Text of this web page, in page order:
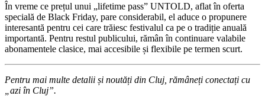
În vreme ce prețul unui „lifetime pass” UNTOLD, aflat în oferta
specială de Black Friday, pare considerabil, el aduce o propunere
interesantă pentru cei care trăiesc festivalul ca pe o tradiție anuală
importantă. Pentru restul publicului, rămân în continuare valabile
abonamentele clasice, mai accesibile și flexibile pe termen scurt.
Pentru mai multe detalii și noutăți din Cluj, rămâneți conectați cu
„azi în Cluj”.